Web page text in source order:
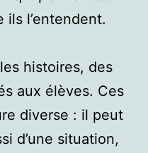
ils l’entendent.
histoires, des
aux élèves. Ces
diverse : il peut
d’une situation,